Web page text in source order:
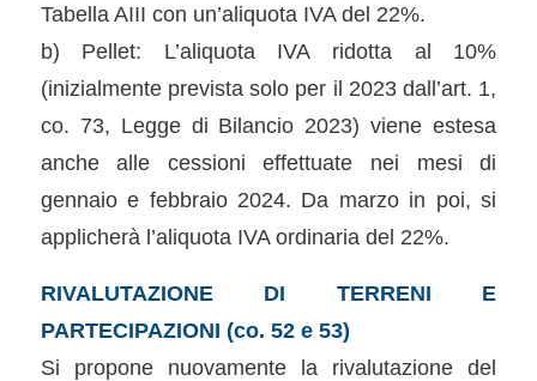
Tabella AIII con un’aliquota IVA del 22%.
b) Pellet: L’aliquota IVA ridotta al 10%
(inizialmente prevista solo per il 2023 dall’art. 1,
co. 73, Legge di Bilancio 2023) viene estesa
anche alle cessioni effettuate nei mesi di
gennaio e febbraio 2024. Da marzo in poi, si
applicherà l’aliquota IVA ordinaria del 22%.
RIVALUTAZIONE DI TERRENI E
PARTECIPAZIONI (co. 52 e 53)
Si propone nuovamente la rivalutazione del